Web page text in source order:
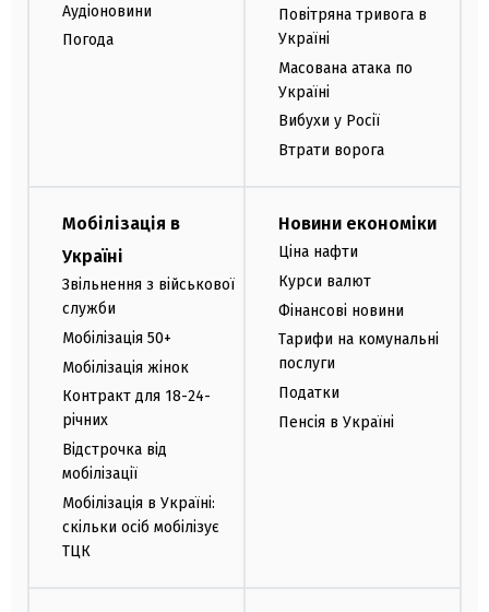
Аудіоновини
Погода
Повітряна тривога в
Україні
Масована атака по
Україні
Вибухи у Росії
Втрати ворога
Мобілізація в
Україні
Звільнення з військової
служби
Мобілізація 50+
Мобілізація жінок
Контракт для 18-24-
річних
Відстрочка від
мобілізації
Мобілізація в Україні:
скільки осіб мобілізує
ТЦК
Новини економіки
Ціна нафти
Курси валют
Фінансові новини
Тарифи на комунальні
послуги
Податки
Пенсія в Україні